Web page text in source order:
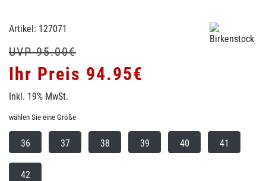
Artikel: 127071
UVP 95.00€
Ihr Preis 94.95€
Inkl. 19% MwSt.
wählen Sie eine Größe
36 37 38 39 40 41
42